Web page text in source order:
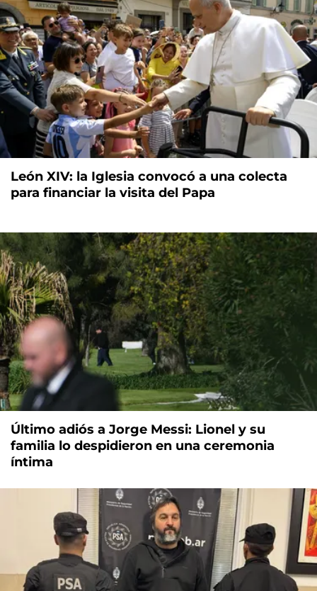
León XIV: la Iglesia convocó a una colecta
para financiar la visita del Papa
Último adiós a Jorge Messi: Lionel y su
familia lo despidieron en una ceremonia
íntima